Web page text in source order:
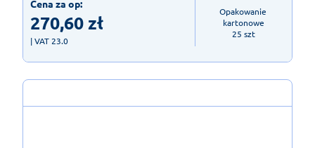
Cena za op:
270,60zł
| VAT 23.0
Opakowanie
kartonowe
25 szt